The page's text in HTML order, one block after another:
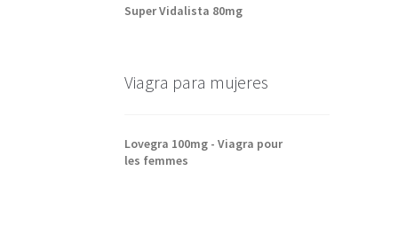
Super Vidalista 80mg
Viagra para mujeres
Lovegra 100mg - Viagra pour
les femmes